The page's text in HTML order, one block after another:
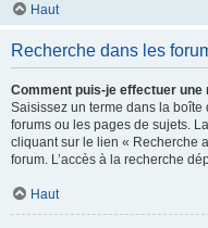
Haut
Recherche dans les
Comment puis-je effectuer
Saisissez un terme dans la boîte
forums ou les pages de sujets.
cliquant sur le lien « Recherche
forum. L’accès à la recherche
Haut